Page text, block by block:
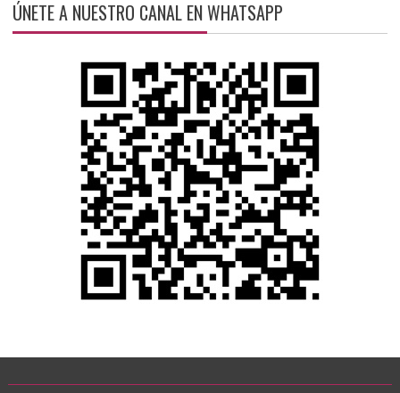
ÚNETE A NUESTRO CANAL EN WHATSAPP